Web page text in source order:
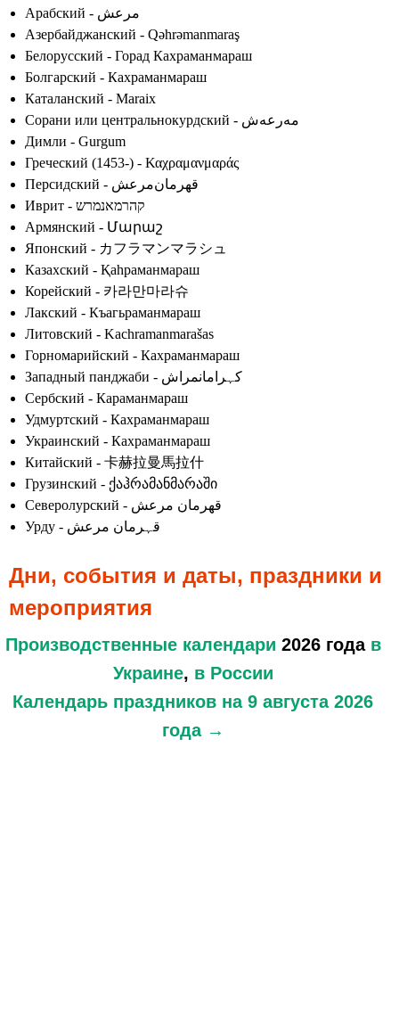
Арабский - مرعش
Азербайджанский - Qəhrəmanmaraş
Белорусский - Горад Кахраманмараш
Болгарский - Кахраманмараш
Каталанский - Maraix
Сорани или центральнокурдский - مەرعەش
Димли - Gurgum
Греческий (1453-) - Καχραμανμαράς
Персидский - قهرمان‌مرعش
Иврит - קהרמאנמרש
Армянский - Մարաշ
Японский - カフラマンマラシュ
Казахский - Қаһраманмараш
Корейский - 카라만마라슈
Лакский - Къагьраманмараш
Литовский - Kachramanmarašas
Горномарийский - Кахраманмараш
Западный панджаби - کہرامانمراش
Сербский - Караманмараш
Удмуртский - Кахраманмараш
Украинский - Кахраманмараш
Китайский - 卡赫拉曼馬拉什
Грузинский - ქაჰრამანმარაში
Северолурский - قهرمان مرعش
Урду - قہرمان مرعش
Дни, события и даты, праздники и
мероприятия
Производственные календари 2026 года в
Украине, в России
Календарь праздников на 9 августа 2026
года →